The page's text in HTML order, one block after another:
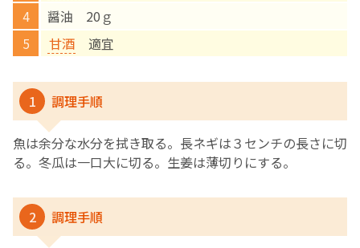
醤油 20ｇ
甘酒 適宜
1 調理手順
魚は余分な水分を拭き取る。長ネギは３センチの長さに切
る。冬瓜は一口大に切る。生姜は薄切りにする。
2 調理手順